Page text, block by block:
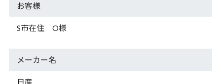
お客様
S市在住 O様
メーカー名
日産